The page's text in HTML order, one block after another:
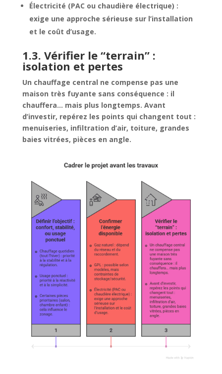
Électricité (PAC ou chaudière électrique) :
exige une approche sérieuse sur l’installation
et le coût d’usage.
1.3. Vérifier le “terrain” :
isolation et pertes
Un chauffage central ne compense pas une
maison très fuyante sans conséquence : il
chauffera… mais plus longtemps. Avant
d’investir, repérez les points qui changent tout :
menuiseries, infiltration d’air, toiture, grandes
baies vitrées, pièces en angle.